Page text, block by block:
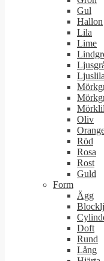
Gul
Hallon
Lila
Lime
Ljuslila
Oliv
Röd
Rosa
Rost
Guld
Form
Ägg
Doft
Rund
Lång